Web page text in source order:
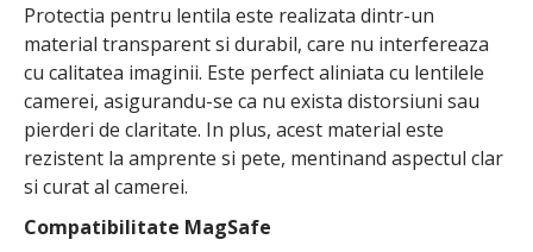
Protectia pentru lentila este realizata dintr-un
material transparent si durabil, care nu interfereaza
cu calitatea imaginii. Este perfect aliniata cu lentilele
camerei, asigurandu-se ca nu exista distorsiuni sau
pierderi de claritate. In plus, acest material este
rezistent la amprente si pete, mentinand aspectul clar
si curat al camerei.
Compatibilitate MagSafe